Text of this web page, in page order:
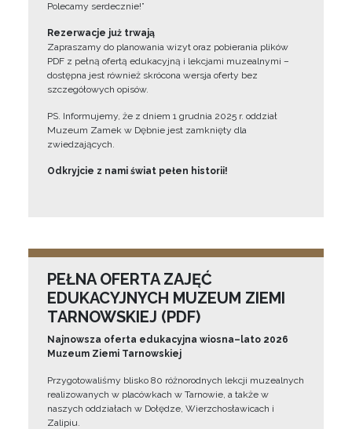
Polecamy serdecznie!”
Rezerwacje już trwają
Zapraszamy do planowania wizyt oraz pobierania plików
PDF z pełną ofertą edukacyjną i lekcjami muzealnymi –
dostępna jest również skrócona wersja oferty bez
szczegółowych opisów.
PS. Informujemy, że z dniem 1 grudnia 2025 r. oddział
Muzeum Zamek w Dębnie jest zamknięty dla
zwiedzających.
Odkryjcie z nami świat pełen historii!
PEŁNA OFERTA ZAJĘĆ
EDUKACYJNYCH MUZEUM ZIEMI
TARNOWSKIEJ (PDF)
Najnowsza oferta edukacyjna wiosna–lato 2026
Muzeum Ziemi Tarnowskiej
Przygotowaliśmy blisko 80 różnorodnych lekcji muzealnych
realizowanych w placówkach w Tarnowie, a także w
naszych oddziałach w Dołędze, Wierzchosławicach i
Zalipiu.